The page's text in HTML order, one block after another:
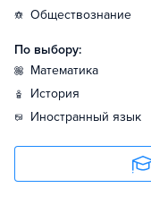
обществознание
По выбору:
математика
история
иностранный язык